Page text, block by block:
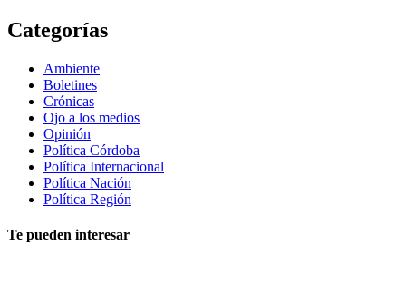
Categorías
Ambiente
Boletines
Crónicas
Ojo a los medios
Opinión
Política Córdoba
Política Internacional
Política Nación
Política Región
Te pueden interesar